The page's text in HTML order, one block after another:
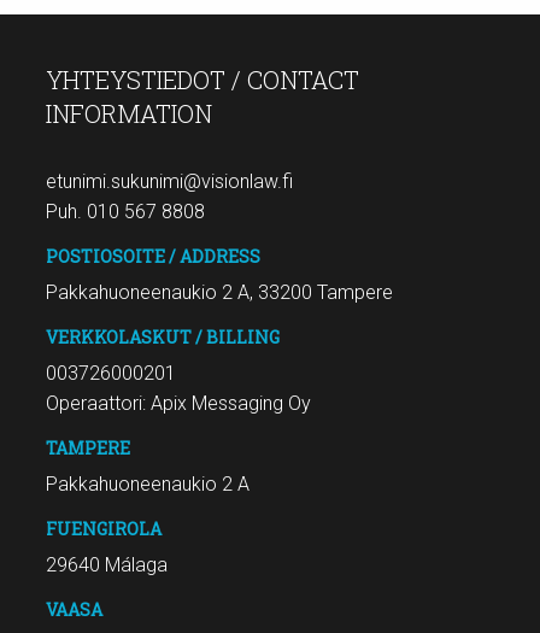
YHTEYSTIEDOT / CONTACT
INFORMATION
etunimi.sukunimi@visionlaw.fi
Puh. 010 567 8808
POSTIOSOITE / ADDRESS
Pakkahuoneenaukio 2 A, 33200 Tampere
VERKKOLASKUT / BILLING
003726000201
Operaattori: Apix Messaging Oy
TAMPERE
Pakkahuoneenaukio 2 A
FUENGIROLA
29640 Málaga
VAASA